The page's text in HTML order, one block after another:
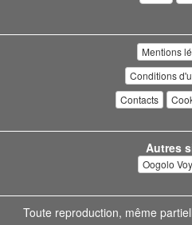
Mentions
Conditions
Contacts
Autres
Oogolo
Toute reproduction, même